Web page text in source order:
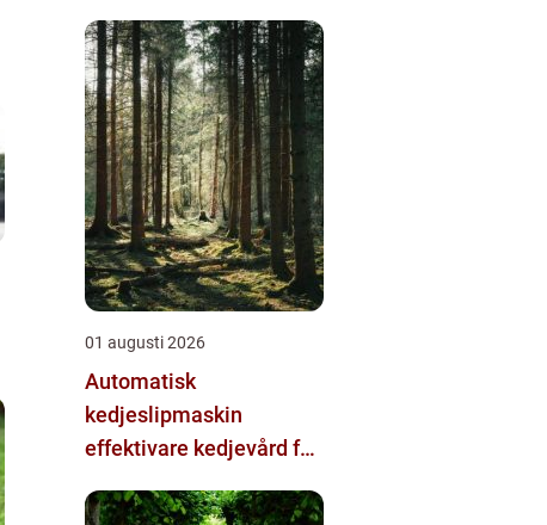
01 augusti 2026
Automatisk
kedjeslipmaskin
effektivare kedjevård för